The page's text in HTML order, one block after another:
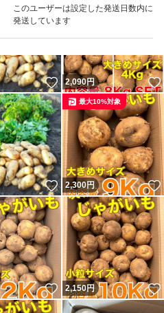
このユーザーは設定した発送日数内に
発送しています
いいね！
2,090円
いいね！
2,300円
最大10%対象
いいね！
2,150円